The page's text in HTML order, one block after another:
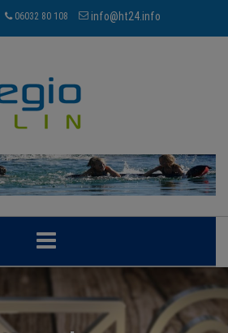
06032 80 108 info@ht24.info